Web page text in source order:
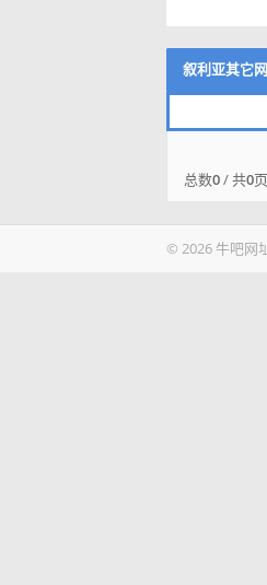
叙利亚其它
总数0/ 共0页
© 2026 牛吧网